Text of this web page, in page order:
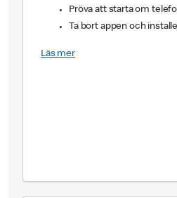
Pröva att starta om
Ta bort appen och
Läs mer